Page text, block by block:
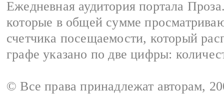
Ежедневная аудитория портала
которые в общей сумме
счетчика посещаемости, который
графе указано по две цифры:
© Все права принадлежат авторам,